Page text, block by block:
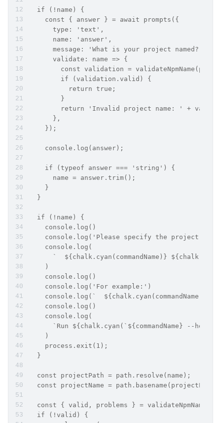
  if (!name) {
    const { answer } = await prompts({
      type: 'text',
      name: 'answer',
      message: 'What is your project named?',
      validate: name => {
const validation =
        if (validation.valid) {
          return true;
        }
return 'Invalid project name: ' +
      },
    });
    console.log(answer);
    if (typeof answer === 'string') {
      name = answer.trim();
    }
  }
  if (!name) {
    console.log()
console.log('Please specify the project
    console.log(
`  ${chalk.cyan(commandName)}
    )
    console.log()
    console.log('For example:')
console.log(`  ${chalk.cyan(commandName)}
    console.log()
    console.log(
`Run ${chalk.cyan(`${commandName} --
    )
    process.exit(1);
  }
  const projectPath = path.resolve(name);
const projectName =
const { valid, problems } =
  if (!valid) {